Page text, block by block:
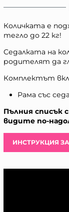
Количката е
тегло до 22 кг!
Седалката на
родителят да
Комплектът
Рама със
Пълния списък
видите по-
ИНСТРУКЦИЯ